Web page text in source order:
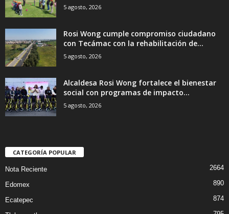
5 agosto, 2026
Rosi Wong cumple compromiso ciudadano
con Tecámac con la rehabilitación de...
5 agosto, 2026
Alcaldesa Rosi Wong fortalece el bienestar
social con programas de impacto...
5 agosto, 2026
CATEGORÍA POPULAR
Nota Reciente 2664
Edomex 890
Ecatepec 874